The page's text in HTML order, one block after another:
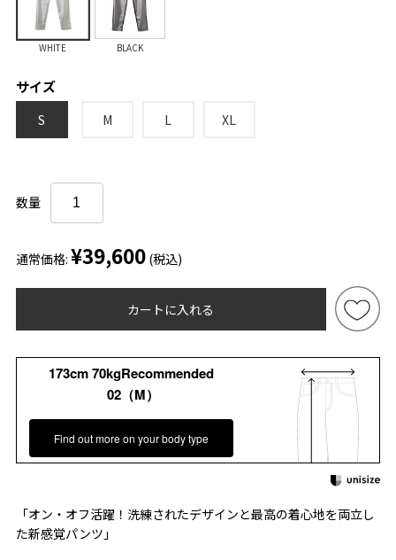
WHITE BLACK
サイズ
S M L XL
数量
通常価格: ¥39,600 (税込)
カートに入れる
173cm 70kgRecommended
02（M）
Find out more on your body type
「オン・オフ活躍！洗練されたデザインと最高の着心地を両立し
た新感覚パンツ」